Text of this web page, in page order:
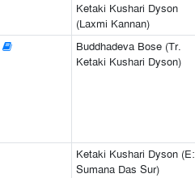
Ketaki Kushari Dyson
(Laxmi Kannan)
Buddhadeva Bose (Tr.
Ketaki Kushari Dyson)
Ketaki Kushari Dyson (E:
Sumana Das Sur)